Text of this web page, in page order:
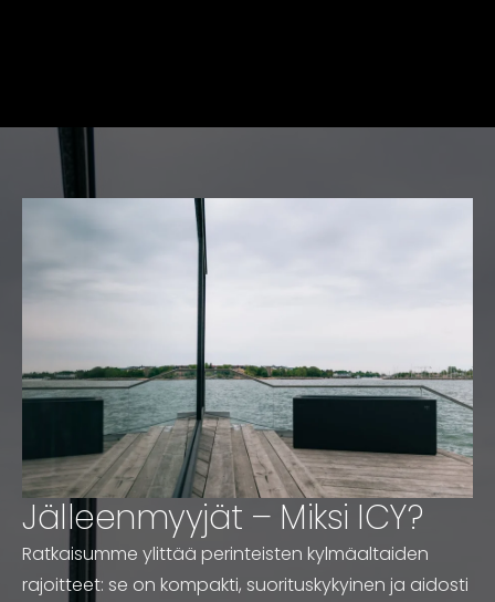
Jälleenmyyjät – Miksi ICY?
Ratkaisumme ylittää perinteisten kylmäaltaiden
rajoitteet: se on kompakti, suorituskykyinen ja aidosti